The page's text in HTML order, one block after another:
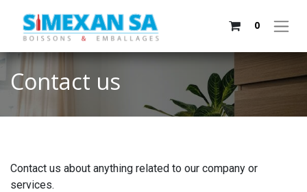
0
Contact us
Contact us about anything related to our company or
services.